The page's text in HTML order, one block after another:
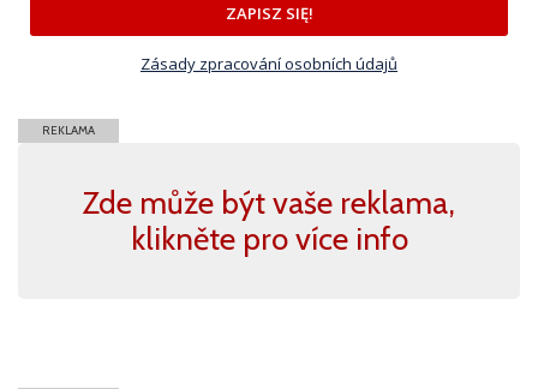
ZAPISZ SIĘ!
Zásady zpracování osobních údajů
REKLAMA
Zde může být vaše reklama,
klikněte pro více info